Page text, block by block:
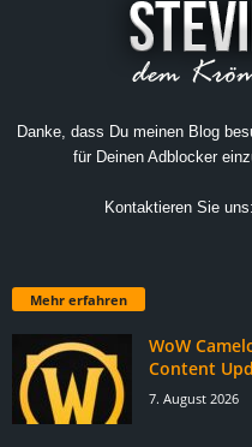
Danke, dass Du meinen Blog
für Deinen Adblocker
Kontaktieren Sie uns:
Mehr erfahren
WoW
Content
7. August 2026